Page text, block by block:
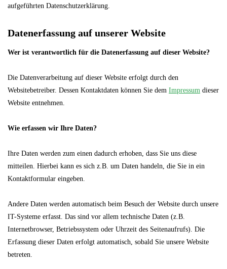
aufgeführten Datenschutzerklärung.
Datenerfassung auf unserer Website
Wer ist verantwortlich für die Datenerfassung auf dieser Website?
Die Datenverarbeitung auf dieser Website erfolgt durch den
Websitebetreiber. Dessen Kontaktdaten können Sie dem Impressum dieser
Website entnehmen.
Wie erfassen wir Ihre Daten?
Ihre Daten werden zum einen dadurch erhoben, dass Sie uns diese
mitteilen. Hierbei kann es sich z.B. um Daten handeln, die Sie in ein
Kontaktformular eingeben.
Andere Daten werden automatisch beim Besuch der Website durch unsere
IT-Systeme erfasst. Das sind vor allem technische Daten (z.B.
Internetbrowser, Betriebssystem oder Uhrzeit des Seitenaufrufs). Die
Erfassung dieser Daten erfolgt automatisch, sobald Sie unsere Website
betreten.